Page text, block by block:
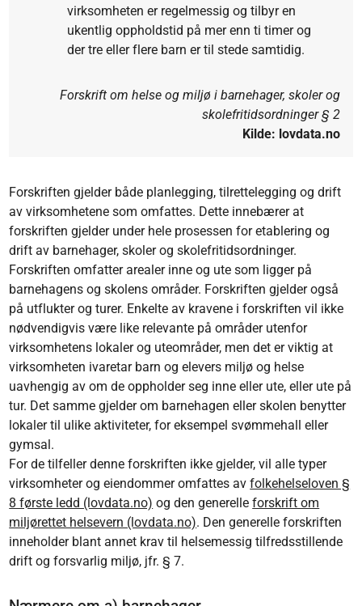
virksomheten er regelmessig og tilbyr en
ukentlig oppholdstid på mer enn ti timer og
der tre eller flere barn er til stede samtidig.
Forskrift om helse og miljø i barnehager, skoler og
skolefritidsordninger § 2
Kilde: lovdata.no
Forskriften gjelder både planlegging, tilrettelegging og drift
av virksomhetene som omfattes. Dette innebærer at
forskriften gjelder under hele prosessen for etablering og
drift av barnehager, skoler og skolefritidsordninger.
Forskriften omfatter arealer inne og ute som ligger på
barnehagens og skolens områder. Forskriften gjelder også
på utflukter og turer. Enkelte av kravene i forskriften vil ikke
nødvendigvis være like relevante på områder utenfor
virksomhetens lokaler og uteområder, men det er viktig at
virksomheten ivaretar barn og elevers miljø og helse
uavhengig av om de oppholder seg inne eller ute, eller ute på
tur. Det samme gjelder om barnehagen eller skolen benytter
lokaler til ulike aktiviteter, for eksempel svømmehall eller
gymsal.
For de tilfeller denne forskriften ikke gjelder, vil alle typer
virksomheter og eiendommer omfattes avfolkehelseloven §
8 første ledd (lovdata.no) og den generelleforskrift om
miljørettet helsevern (lovdata.no). Den generelle forskriften
inneholder blant annet krav til helsemessig tilfredsstillende
drift og forsvarlig miljø, jfr. § 7.